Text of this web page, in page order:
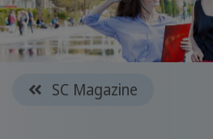
SC Magazine